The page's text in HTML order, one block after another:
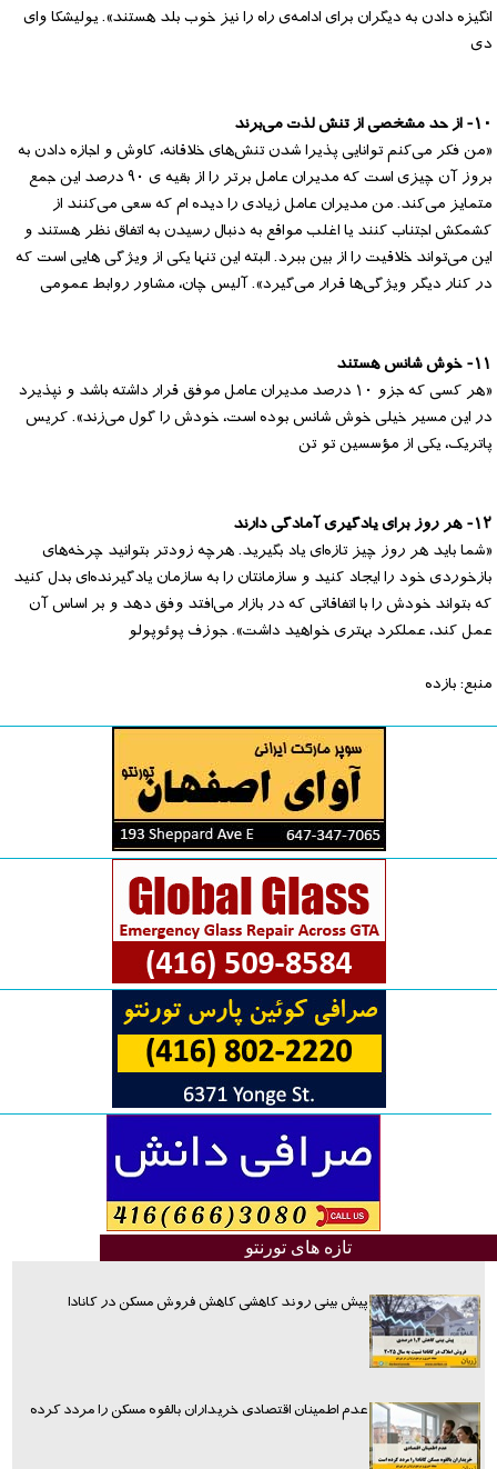
انگیزه دادن به دیگران برای ادامه‌ی راه را نیز خوب بلد هستند». یولیشکا وای
دی
۱۰- از حد مشخصی از تنش لذت می‌برند
«من فکر می‌کنم توانایی پذیرا شدن تنش‌های خلاقانه، کاوش و اجازه دادن به
بروز آن چیزی است که مدیران عامل برتر را از بقیه ی ۹۰ درصد این جمع
متمایز می‌کند. من مدیران عامل زیادی را دیده ام که سعی می‌کنند از
کشمکش اجتناب کنند یا اغلب مواقع به دنبال رسیدن به اتفاق نظر هستند و
این می‌تواند خلاقیت را از بین ببرد. البته این تنها یکی از ویژگی هایی است که
در کنار دیگر ویژگی‌ها قرار می‌گیرد». آلیس چان، مشاور روابط عمومی
۱۱- خوش شانس هستند
«هر کسی که جزو ۱۰ درصد مدیران عامل موفق قرار داشته باشد و نپذیرد
در این مسیر خیلی خوش شانس بوده است، خودش را گول می‌زند». کریس
پاتریک، یکی از مؤسسین تو تن
۱۲- هر روز برای یادگیری آمادگی دارند
«شما باید هر روز چیز تازه‌ای یاد بگیرید. هرچه زودتر بتوانید چرخه‌های
بازخوردی خود را ایجاد کنید و سازمانتان را به سازمان یادگیرنده‌ای بدل کنید
که بتواند خودش را با اتفاقاتی که در بازار می‌افتد وفق دهد و بر اساس آن
عمل کند، عملکرد بهتری خواهید داشت». جوزف پوئوپولو
منبع: بازده
تازه های تورنتو
پیش بینی روند کاهشی کاهش فروش مسکن در کانادا
عدم اطمینان اقتصادی خریداران بالقوه مسکن را مردد کرده